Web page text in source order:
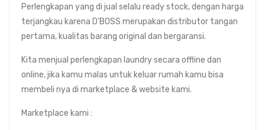
Perlengkapan yang di jual selalu ready stock, dengan harga
terjangkau karena D’BOSS merupakan distributor tangan
pertama, kualitas barang original dan bergaransi.
Kita menjual perlengkapan laundry secara offline dan
online, jika kamu malas untuk keluar rumah kamu bisa
membeli nya di marketplace & website kami.
Marketplace kami :